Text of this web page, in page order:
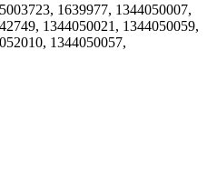
1639977, 1344050007,
1344050021, 1344050059,
1344050057,